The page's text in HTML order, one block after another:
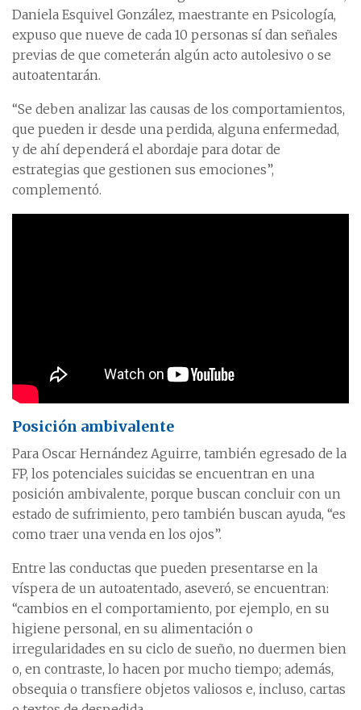
Daniela Esquivel González, maestrante en Psicología,
expuso que nueve de cada 10 personas sí dan señales
previas de que cometerán algún acto autolesivo o se
autoatentarán.
“Se deben analizar las causas de los comportamientos,
que pueden ir desde una perdida, alguna enfermedad,
y de ahí dependerá el abordaje para dotar de
estrategias que gestionen sus emociones”,
complementó.
Posición ambivalente
Para Oscar Hernández Aguirre, también egresado de la
FP, los potenciales suicidas se encuentran en una
posición ambivalente, porque buscan concluir con un
estado de sufrimiento, pero también buscan ayuda, “es
como traer una venda en los ojos”.
Entre las conductas que pueden presentarse en la
víspera de un autoatentado, aseveró, se encuentran:
“cambios en el comportamiento, por ejemplo, en su
higiene personal, en su alimentación o
irregularidades en su ciclo de sueño, no duermen bien
o, en contraste, lo hacen por mucho tiempo; además,
obsequia o transfiere objetos valiosos e, incluso, cartas